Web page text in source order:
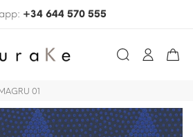
+34 644 570 555
MAGRU 01